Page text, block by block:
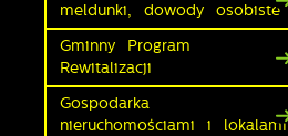
meldunki, dowody osobiste
Gminny Program
Rewitalizacji
Gospodarka
nieruchomościami i lokalami